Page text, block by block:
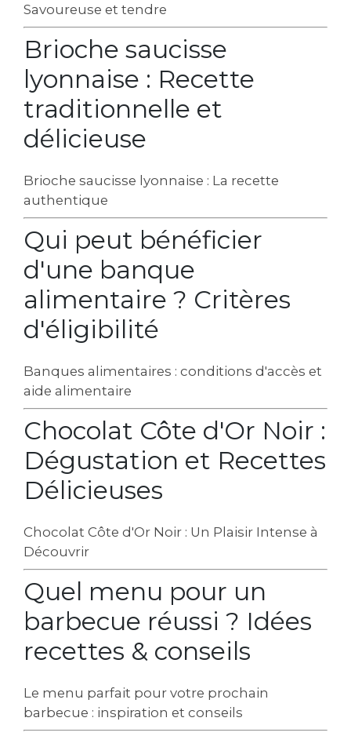
Savoureuse et tendre
Brioche saucisse
lyonnaise : Recette
traditionnelle et
délicieuse
Brioche saucisse lyonnaise : La recette
authentique
Qui peut bénéficier
d'une banque
alimentaire ? Critères
d'éligibilité
Banques alimentaires : conditions d'accès et
aide alimentaire
Chocolat Côte d'Or Noir :
Dégustation et Recettes
Délicieuses
Chocolat Côte d'Or Noir : Un Plaisir Intense à
Découvrir
Quel menu pour un
barbecue réussi ? Idées
recettes & conseils
Le menu parfait pour votre prochain
barbecue : inspiration et conseils